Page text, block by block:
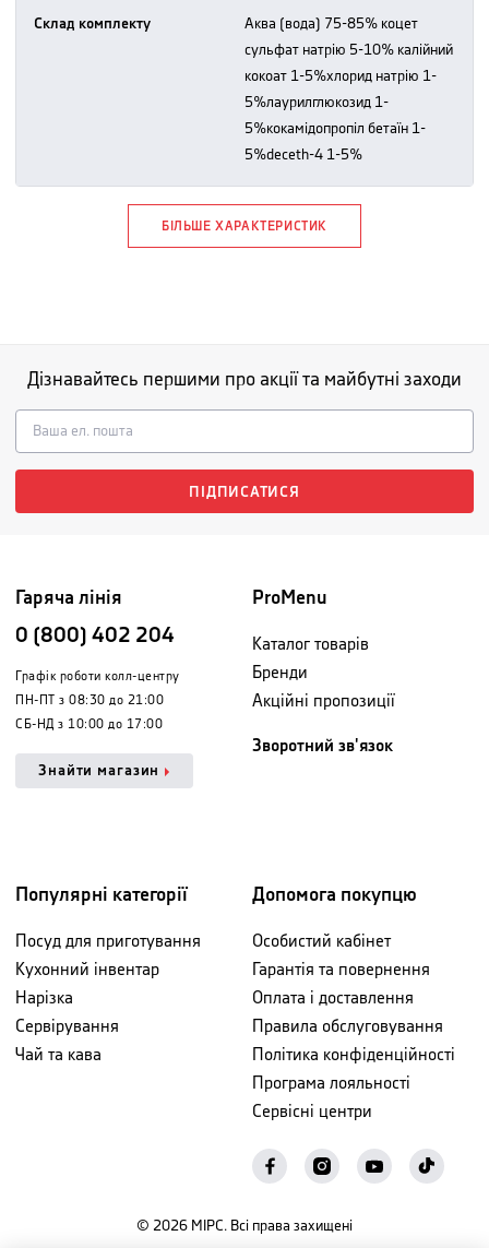
Склад комплекту
аква (вода) 75-85% коцет
сульфат натрію 5-10% калійний
кокоат 1-5%хлорид натрію 1-
5%лаурилглюкозид 1-
5%кокамідопропіл бетаїн 1-
5%deceth-4 1-5%
БІЛЬШЕ ХАРАКТЕРИСТИК
Дізнавайтесь першими про акції та майбутні заходи
ПІДПИСАТИСЯ
Гаряча лінія
0 (800) 402 204
Графік роботи колл-центру
ПН-ПТ з 08:30 до 21:00
СБ-НД з 10:00 до 17:00
Знайти магазин
ProMenu
Каталог товарів
Бренди
Акційні пропозиції
Зворотний зв'язок
Популярні категорії
Посуд для приготування
Кухонний інвентар
Нарізка
Сервірування
Чай та кава
Допомога покупцю
Особистий кабінет
Гарантія та повернення
Оплата і доставлення
Правила обслуговування
Політика конфіденційності
Програма лояльності
Сервісні центри
© 2026 МІРС. Всі права захищені